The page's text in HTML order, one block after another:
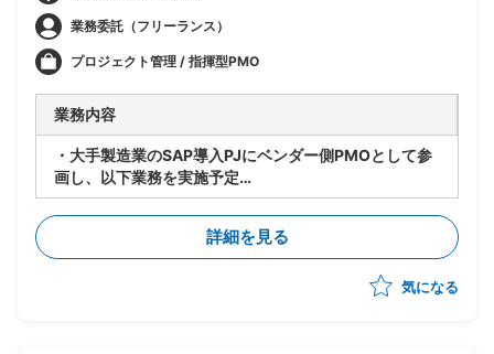
業務委託（フリーランス）
プロジェクト管理 / 指揮型PMO
業務内容
・大手製造業のSAP導入PJにベンダー側PMOとして参
画し、以下業務を実施予定
・PJ規模は500人月以上
-進捗/品質/課題管理
-リカバリー時の要因分析/リカバリープランの策定
-各種ドキュメントの作成
詳細を見る
気になる